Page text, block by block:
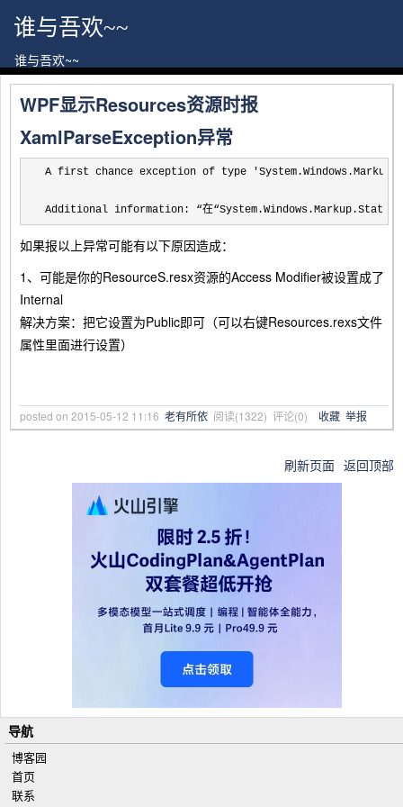
谁与吾欢~~
谁与吾欢~~
WPF显示Resources资源时报
XamlParseException异常
A first chance exception of type
Additional information: “在
如果报以上异常可能有以下原因造成：
1、可能是你的ResourceS.resx资源的Access Modifier被设置成了
Internal
解决方案：把它设置为Public即可（可以右键Resources.rexs文件
属性里面进行设置）
posted on 2015-05-12 11:16 老有所依 阅读(1322) 评论(0) 收藏 举报
刷新页面 返回顶部
导航
博客园
首页
联系